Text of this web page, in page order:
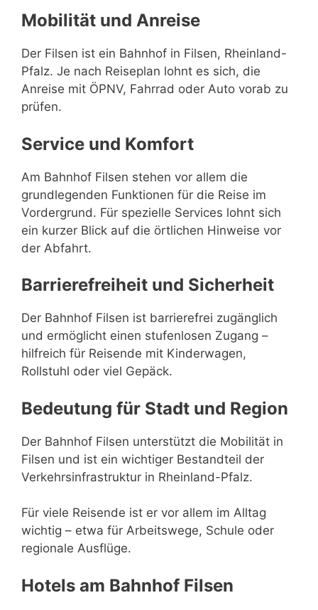
Mobilität und Anreise
Der Filsen ist ein Bahnhof in Filsen, Rheinland-
Pfalz. Je nach Reiseplan lohnt es sich, die
Anreise mit ÖPNV, Fahrrad oder Auto vorab zu
prüfen.
Service und Komfort
Am Bahnhof Filsen stehen vor allem die
grundlegenden Funktionen für die Reise im
Vordergrund. Für spezielle Services lohnt sich
ein kurzer Blick auf die örtlichen Hinweise vor
der Abfahrt.
Barrierefreiheit und Sicherheit
Der Bahnhof Filsen ist barrierefrei zugänglich
und ermöglicht einen stufenlosen Zugang –
hilfreich für Reisende mit Kinderwagen,
Rollstuhl oder viel Gepäck.
Bedeutung für Stadt und Region
Der Bahnhof Filsen unterstützt die Mobilität in
Filsen und ist ein wichtiger Bestandteil der
Verkehrsinfrastruktur in Rheinland-Pfalz.
Für viele Reisende ist er vor allem im Alltag
wichtig – etwa für Arbeitswege, Schule oder
regionale Ausflüge.
Hotels am Bahnhof Filsen